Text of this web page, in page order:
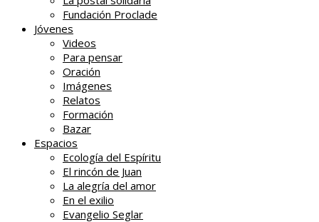
Fundación Proclade
Jóvenes
Videos
Para pensar
Oración
Imágenes
Relatos
Formación
Bazar
Espacios
Ecología del Espíritu
El rincón de Juan
La alegría del amor
En el exilio
Evangelio Seglar